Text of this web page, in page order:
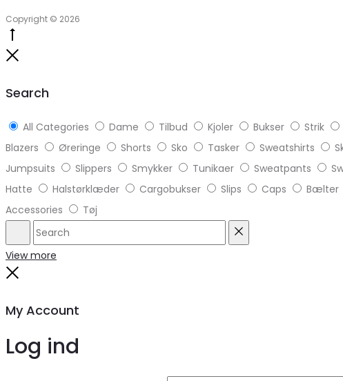
Copyright © 2026
Search
All Categories Dame Tilbud Kjoler Bukser Strik
Blazers
Øreringe Shorts Sko Tasker Sweatshirts
Jumpsuits
Slippers Smykker Tunikaer Sweatpants
Hatte
Halstørklæder Cargobukser Slips Caps Bælter
Accessories
Tøj
Search
View more
My Account
Log ind